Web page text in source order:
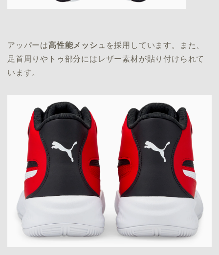
アッパーは高性能メッシ ュを採用しています。また、
足首周りやトゥ部分にはレザー素材が貼り付けられて
います。